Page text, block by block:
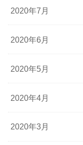
2020年7月
2020年6月
2020年5月
2020年4月
2020年3月